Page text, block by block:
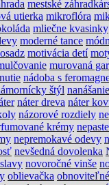
mestské
utierka mikroflóra
mliečne kvasinky
moderné tance
motivácia detí
murovaná
nádoba s
štýl
náter dreva náter
názorové rozdiely
krémy
nepremokavé odevy
nevšedná dovolenka
novoročné vinše
oblievačka